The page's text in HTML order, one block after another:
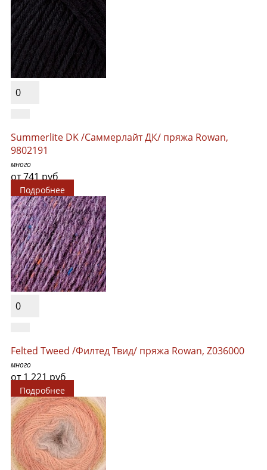
0
Summerlite DK /Саммерлайт ДК/ пряжа Rowan,
9802191
много
от 741 руб
Подробнее
0
Felted Tweed /Филтед Твид/ пряжа Rowan, Z036000
много
от 1 221 руб
Подробнее